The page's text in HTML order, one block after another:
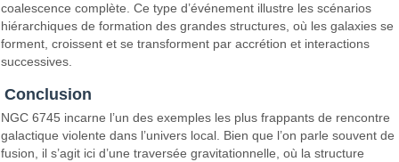
coalescence complète. Ce type d’événement illustre les scénarios
hiérarchiques de formation des grandes structures, où les galaxies se
forment, croissent et se transforment par accrétion et interactions
successives.
Conclusion
NGC 6745 incarne l’un des exemples les plus frappants de rencontre
galactique violente dans l’univers local. Bien que l’on parle souvent de
fusion, il s’agit ici d’une traversée gravitationnelle, où la structure